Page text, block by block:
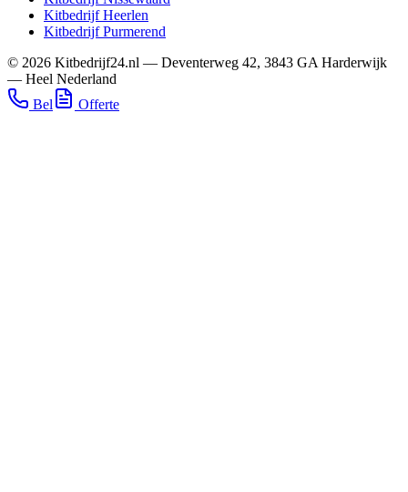
KitbedrijfHeerlen
KitbedrijfPurmerend
© 2026 Kitbedrijf24.nl — Deventerweg 42, 3843 GA Harderwijk
— Heel Nederland
Bel
Offerte